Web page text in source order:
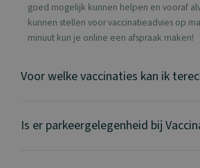
goed mogelijk kunnen helpen en vooraf
kunnen stellen voor vaccinatieadvies op
minuut kun je online een afspraak maken!
Voor welke vaccinaties kan ik
Is er parkeergelegenheid bij